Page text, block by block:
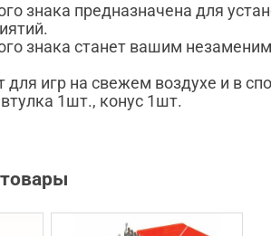
знака предназначена для
знака станет вашим
для игр на свежем воздухе и в
1шт., конус 1шт.